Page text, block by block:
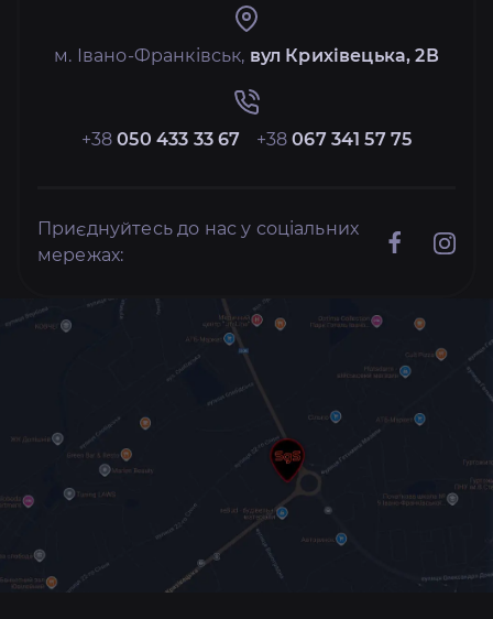
м. Івано-Франківськ, вул Крихівецька, 2В
+38050 433 33 67 +38067 341 57 75
Приєднуйтесь до нас у соціальних
мережах: